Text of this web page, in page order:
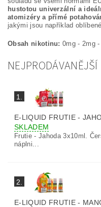
hustotou univerzální a
atomizéry a přímé
jakými jsou například
Obsah nikotinu: 0mg - 2mg
NEJPRODÁVANĚJŠÍ
1.
E-LIQUID FRUTIE -
SKLADEM
Frutie - Jahoda 3x10ml.
náplni...
2.
E-LIQUID FRUTIE -